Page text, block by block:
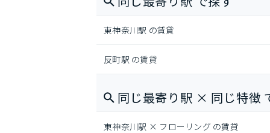
東神奈川駅 の賃貸
反町駅 の賃貸
同じ最寄り駅 × 同じ特徴
東神奈川駅 × フローリング の賃貸